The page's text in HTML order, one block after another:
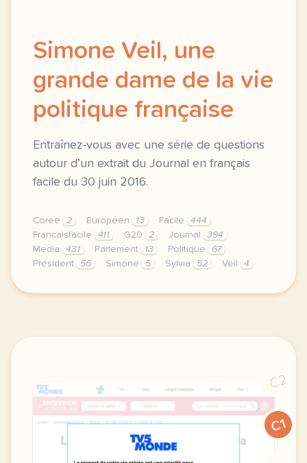
Simone Veil, une
grande dame de la vie
politique française
Entraînez-vous avec une série de questions
autour d’un extrait du Journal en français
facile du 30 juin 2016.
Coree 2 Européen 13 Facile
444
Francaisfacile
411 G20 2 Journal
394
Media
431 Parlement 13 Politique
67
Président
56 Simone 5 Sylvia 52 Veil 4
exercice b1 simone veil une grande dame de la
C2
C1